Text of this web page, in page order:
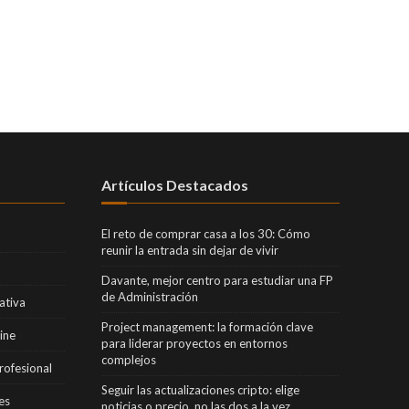
Artículos Destacados
El reto de comprar casa a los 30: Cómo
reunir la entrada sin dejar de vivir
Davante, mejor centro para estudiar una FP
de Administración
Project management: la formación clave
para liderar proyectos en entornos
complejos
Seguir las actualizaciones cripto: elige
noticias o precio, no las dos a la vez